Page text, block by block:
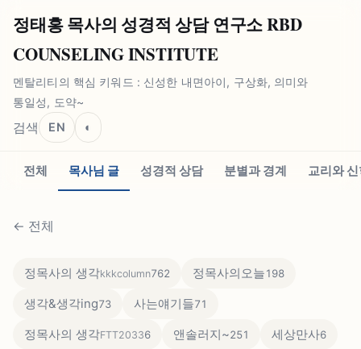
정태홍 목사의 성경적 상담 연구소 RBD
COUNSELING INSTITUTE
멘탈리티의 핵심 키워드 : 신성한 내면아이, 구상화, 의미와
통일성, 도약~
검색 EN ◐
전체 목사님 글 성경적 상담 분별과 경계 교리와
← 전체
정목사의 생각kkkcolumn762 정목사의오늘198
생각&생각ing73 사는얘기들71
정목사의 생각FTT20336 앤솔러지~251 세상만사6